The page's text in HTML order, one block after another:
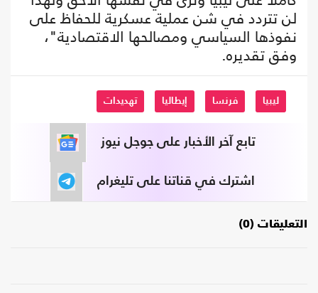
لن تتردد في شن عملية عسكرية للحفاظ على
نفوذها السياسي ومصالحها الاقتصادية"،
وفق تقديره.
ليبيا فرنسا إيطاليا تهديدات
تابع آخر الأخبار على جوجل نيوز
اشترك في قناتنا على تليغرام
التعليقات (0)